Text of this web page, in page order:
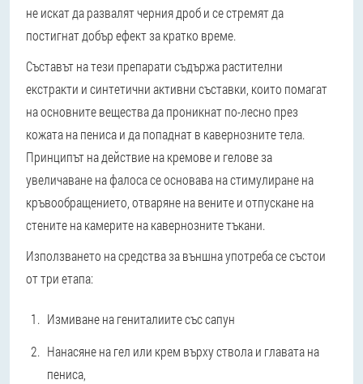
не искат да развалят черния дроб и се стремят да
постигнат добър ефект за кратко време.
Съставът на тези препарати съдържа растителни
екстракти и синтетични активни съставки, които помагат
на основните вещества да проникнат по-лесно през
кожата на пениса и да попаднат в кавернозните тела.
Принципът на действие на кремове и гелове за
увеличаване на фалоса се основава на стимулиране на
кръвообращението, отваряне на вените и отпускане на
стените на камерите на кавернозните тъкани.
Използването на средства за външна употреба се състои
от три етапа:
Измиване на гениталиите със сапун
Нанасяне на гел или крем върху ствола и главата на
пениса,